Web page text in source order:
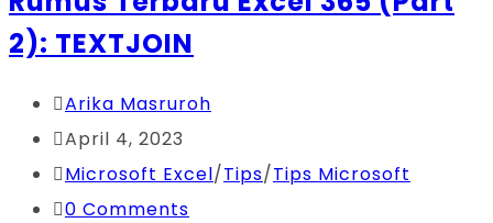
2): TEXTJOIN
Arika Masruroh
April 4, 2023
Microsoft Excel/Tips/Tips Microsoft
0 Comments